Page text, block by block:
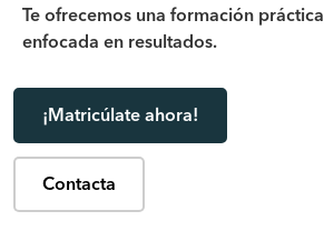
Te ofrecemos una formación
enfocada en resultados.
¡Matricúlate ahora!
Contacta